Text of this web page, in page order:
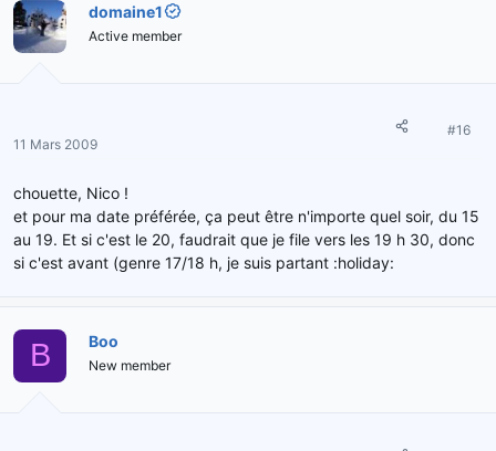
domaine1
Active member
11 Mars 2009
#16
chouette, Nico !
et pour ma date préférée, ça peut être n'importe quel soir, du 15
au 19. Et si c'est le 20, faudrait que je file vers les 19 h 30, donc
si c'est avant (genre 17/18 h, je suis partant :holiday:
B Boo
New member